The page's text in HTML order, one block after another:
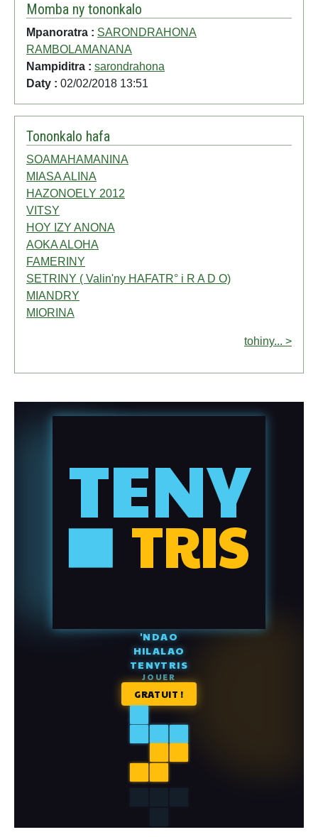
Momba ny tononkalo
Mpanoratra : SARONDRAHONA
RAMBOLAMANANA
Nampiditra : sarondrahona
Daty : 02/02/2018 13:51
Tononkalo hafa
SOAMAHAMANINA
MIASA ALINA
HAZONOELY 2012
VITSY
HOY IZY ANONA
AOKA ALOHA
FAMERINY
SETRINY ( Valin'ny HAFATR° i R A D O)
MIANDRY
MIORINA
tohiny... >